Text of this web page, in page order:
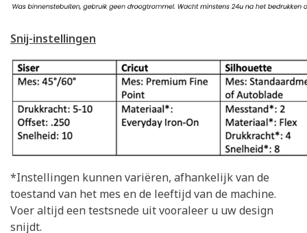
Snij-instellingen
*Instellingen kunnen variëren, afhankelijk van de
toestand van het mes en de leeftijd van de machine.
Voer altijd een testsnede uit vooraleer u uw design
snijdt.